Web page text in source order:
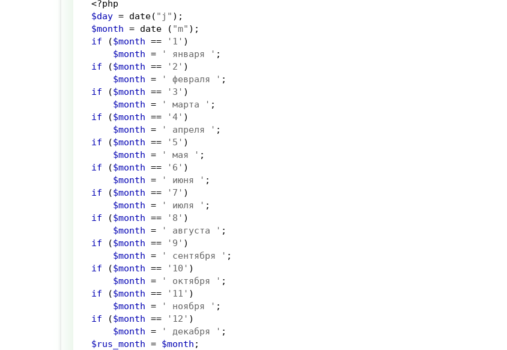
<?php
$day = date( "j" );
$month = date ( "m" );
if
($month == '1' )
$month = ' января ' ;
if
($month == '2' )
$month = ' февраля ' ;
if
($month == '3' )
$month = ' марта ' ;
if
($month == '4' )
$month = ' апреля ' ;
if
($month == '5' )
$month = ' мая ' ;
if
($month == '6' )
$month = ' июня ' ;
if
($month == '7' )
$month = ' июля ' ;
if
($month == '8' )
$month = ' августа ' ;
if
($month == '9' )
$month = ' сентября ' ;
if
($month == '10' )
$month = ' октября ' ;
if
($month == '11' )
$month = ' ноября ' ;
if
($month == '12' )
$month = ' декабря ' ;
$rus_month = $month ;